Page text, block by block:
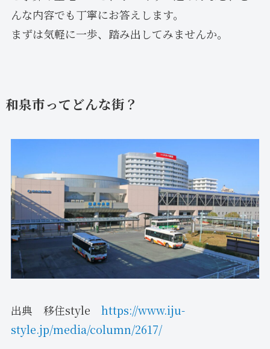
んな内容でも丁寧にお答えします。
まずは気軽に一歩、踏み出してみませんか。
和泉市ってどんな街？
出典 移住style https://www.iju-
style.jp/media/column/2617/